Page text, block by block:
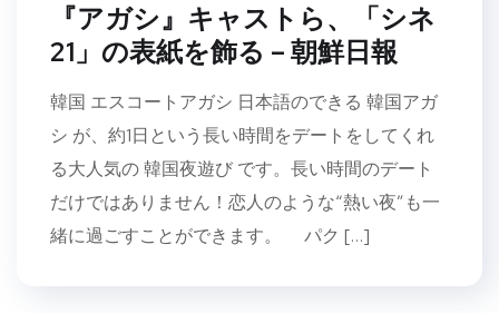
『アガシ』キャストら、「シネ
21」の表紙を飾る – 朝鮮日報
韓国 エスコートアガシ 日本語のできる 韓国アガ
シ が、約1日という長い時間をデートをしてくれ
る大人気の 韓国夜遊び です。長い時間のデート
だけではありません！恋人のような“熱い夜”も一
緒に過ごすことができます。 パク […]